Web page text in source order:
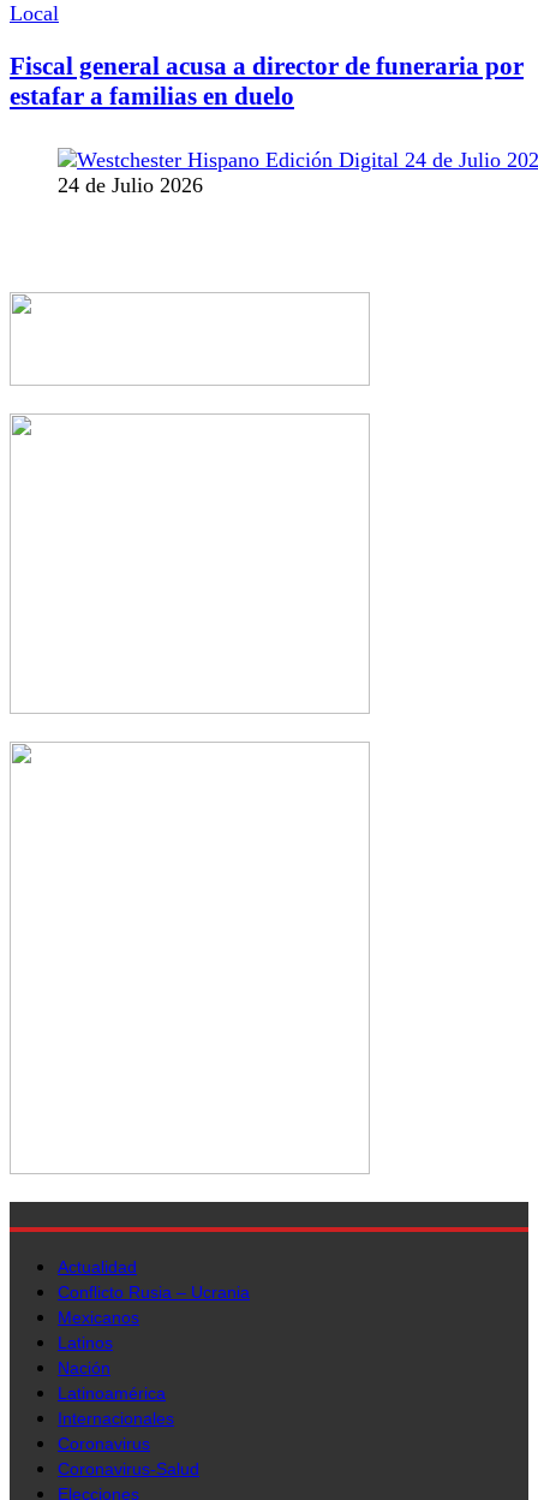
Local
Fiscal general acusa a director de funeraria por
estafar a familias en duelo
24 de Julio 2026
Actualidad
Conflicto Rusia – Ucrania
Mexicanos
Latinos
Nación
Latinoamérica
Internacionales
Coronavirus
Coronavirus-Salud
Elecciones